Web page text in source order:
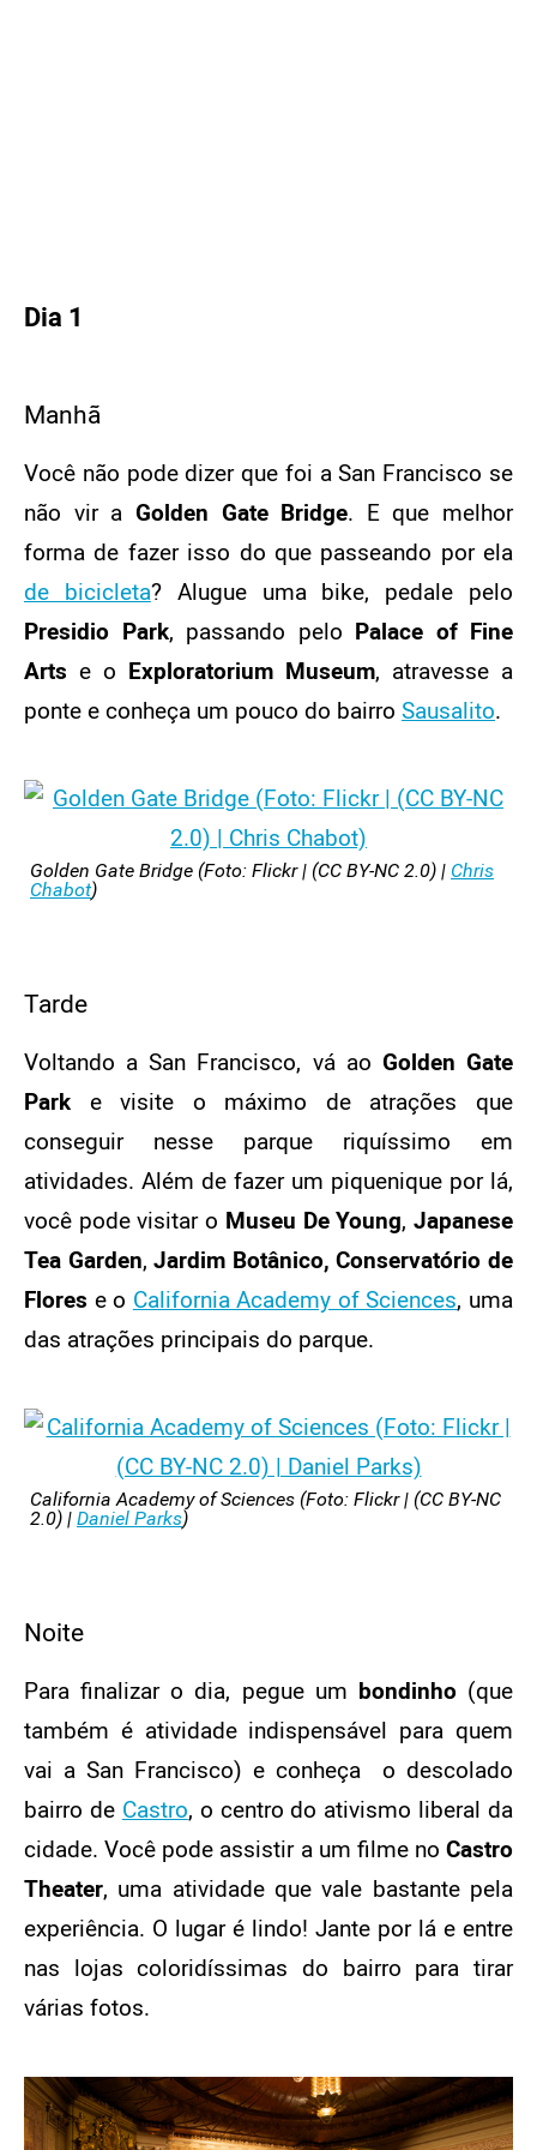
Dia 1
Manhã
Você não pode dizer que foi a San Francisco se
não vir a Golden Gate Bridge. E que melhor
forma de fazer isso do que passeando por ela
de bicicleta? Alugue uma bike, pedale pelo
Presidio Park, passando pelo
Palace of Fine
Arts e o Exploratorium Museum, atravesse a
ponte e conheça um pouco do bairro Sausalito.
Golden Gate Bridge (Foto: Flickr | (CC BY-NC 2.0) | Chris
Chabot)
Tarde
Voltando a San Francisco, vá ao Golden Gate
Park e visite o máximo de atrações que
conseguir nesse parque riquíssimo em
atividades. Além de fazer um piquenique por lá,
você pode visitar o Museu De Young,Japanese
Tea Garden,Jardim Botânico, Conservatório de
Flores e o California Academy of Sciences, uma
das atrações principais do parque.
California Academy of Sciences (Foto: Flickr | (CC BY-NC
2.0) | Daniel Parks)
Noite
Para finalizar o dia, pegue um bondinho(que
também é atividade indispensável para quem
vai a San Francisco) e conheça o descolado
bairro de Castro, o centro do ativismo liberal da
cidade. Você pode assistir a um filme no Castro
Theater, uma atividade que vale bastante pela
experiência. O lugar é lindo! Jante por lá e entre
nas lojas coloridíssimas do bairro para tirar
várias fotos.